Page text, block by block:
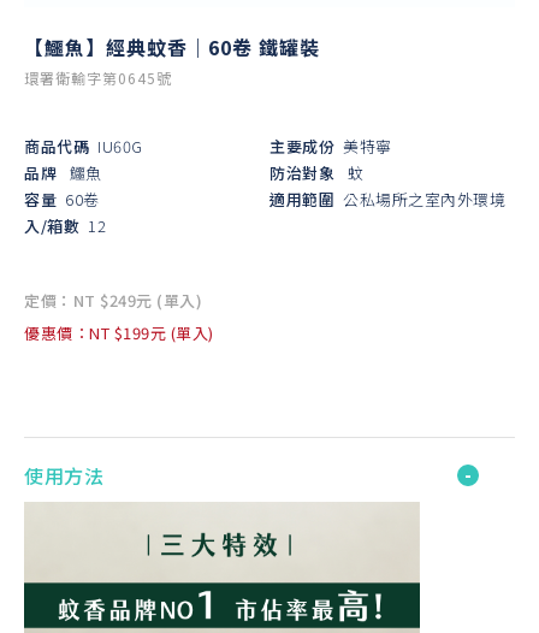
【鱷魚】經典蚊香｜60卷 鐵罐裝
環署衛輸字第0645號
商品代碼 IU60G
品牌 鱷魚
容量 60卷
入/箱數 12
主要成份 美特寧
防治對象 蚊
適用範圍 公私場所之室內外環境
定價：NT $249元 (單入)
優惠價：NT $199元 (單入)
使用方法